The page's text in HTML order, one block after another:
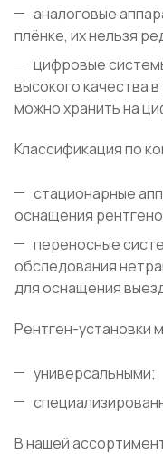
аналоговые
плёнке, их нельзя
цифровые
высокого качества
можно хранить на
Классификация по
стационарные
оснащения
переносные
обследования
для оснащения
Рентген-установки
универсальными;
В нашей